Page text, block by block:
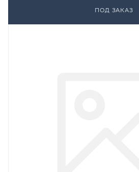
ПОД ЗАКАЗ